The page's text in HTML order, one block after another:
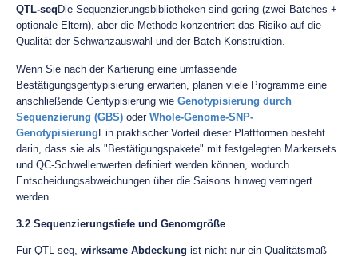
QTL-seq Die Sequenzierungsbibliotheken sind gering (zwei Batches +
optionale Eltern), aber die Methode konzentriert das Risiko auf die
Qualität der Schwanzauswahl und der Batch-Konstruktion.
Wenn Sie nach der Kartierung eine umfassende
Bestätigungsgentypisierung erwarten, planen viele Programme eine
anschließende Gentypisierung wie Genotypisierung durch
Sequenzierung (GBS) oder Whole-Genome-SNP-
Genotypisierung Ein praktischer Vorteil dieser Plattformen besteht
darin, dass sie als "Bestätigungspakete" mit festgelegten Markersets
und QC-Schwellenwerten definiert werden können, wodurch
Entscheidungsabweichungen über die Saisons hinweg verringert
werden.
3.2 Sequenzierungstiefe und Genomgröße
Für QTL-seq, wirksame Abdeckung ist nicht nur ein Qualitätsmaß—